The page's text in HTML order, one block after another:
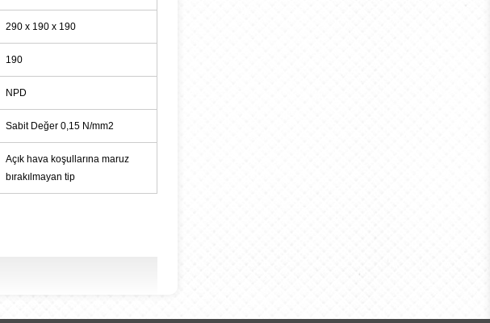
290 x 190 x 190
190
NPD
Sabit Değer 0,15 N/mm2
Açık hava koşullarına maruz
bırakılmayan tip